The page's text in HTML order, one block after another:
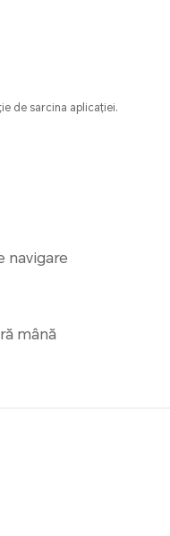
de sarcina aplicației.
navigare
mână